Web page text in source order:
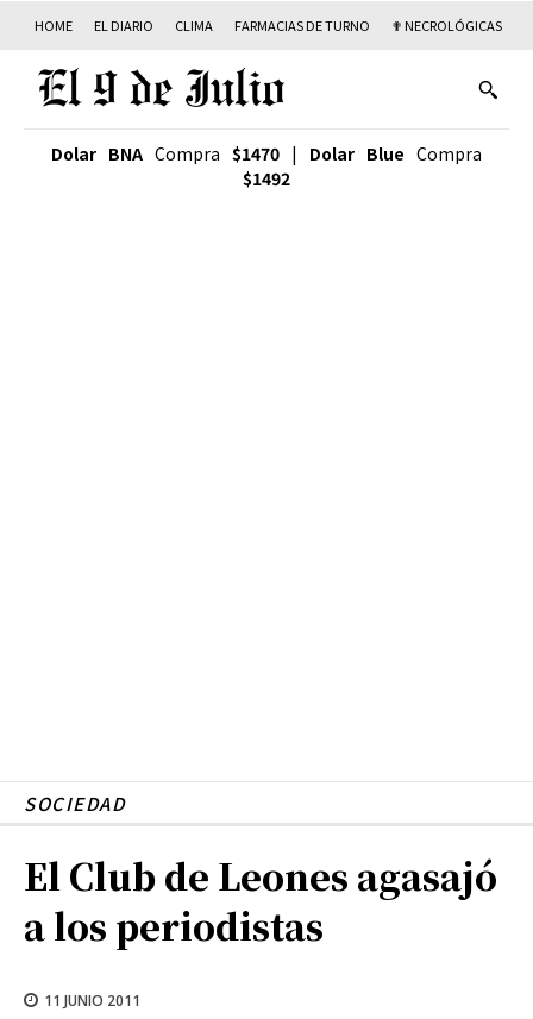
HOME EL DIARIO CLIMA FARMACIAS DE TURNO ✟ NECROLÓGICAS
Dolar BNA Compra $1470 | Dolar Blue Compra
$1492
SOCIEDAD
El Club de Leones agasajó
a los periodistas
11 JUNIO 2011